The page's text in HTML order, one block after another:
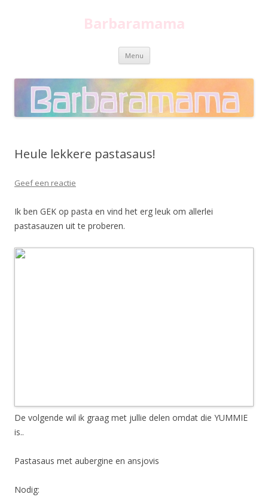
Barbaramama
Menu Spring
inhoud
Heule lekkere pastasaus!
Geef een reactie
Ik ben GEK op pasta en vind het erg leuk om allerlei
pastasauzen uit te proberen.
De volgende wil ik graag met jullie delen omdat die YUMMIE
is..
Pastasaus met aubergine en ansjovis
Nodig: